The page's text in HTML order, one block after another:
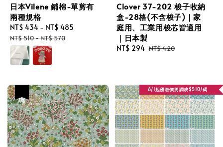
日本Vilene 鋪棉-單剪有
兩種規格
Sale
price
NT$ 434 - NT$ 485
NT$ 510-NT$ 570
Clover 37-202 梭子收納
盒-28格(不含梭子)｜家
庭用、工業用梭芯皆適用
｜日本製
Sale
NT$ 294 Regular
NT$ 420
6/1起優惠價將調成$510/碼